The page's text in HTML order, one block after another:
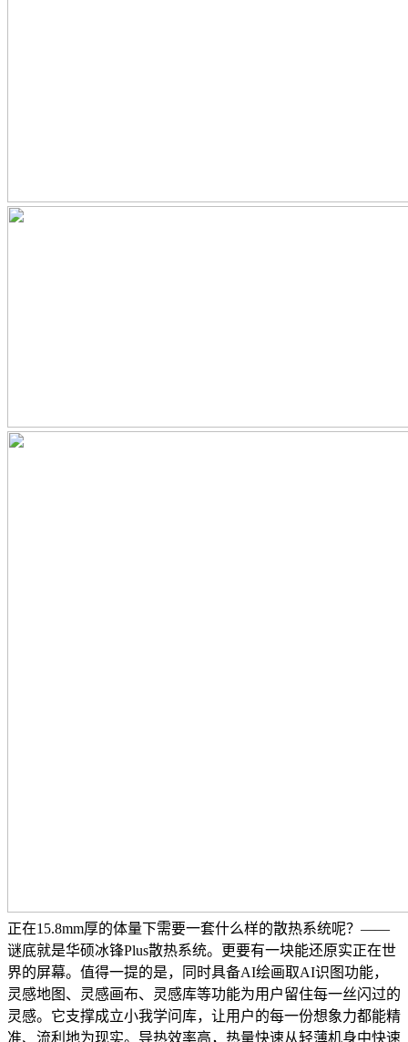
正在15.8mm厚的体量下需要一套什么样的散热系统呢？——
谜底就是华硕冰锋Plus散热系统。更要有一块能还原实正在世
界的屏幕。值得一提的是，同时具备AI绘画取AI识图功能，
灵感地图、灵感画布、灵感库等功能为用户留住每一丝闪过的
灵感。它支撑成立小我学问库，让用户的每一份想象力都能精
准、流利地为现实。导热效率高，热量快速从轻薄机身中快速